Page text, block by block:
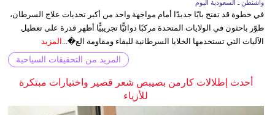
واشنطن ـ السعودية اليوم
في خطوة قد تفتح بابًا جديدًا أمام مواجهة واحد من أكبر تحديات علاج السرطان،
طوّر باحثون في الولايات المتحدة مركبًا دوائيًّا تجريبيًّا أظهر قدرة على تعطيل
الآليات التي تستخدمها الخلايا السرطانية للبقاء ومقاومة الع�... المزيد
المزيد من التحقيقات السياحية
أحدث إطلالات كارمن بصيبص شعر قصير واختيارات مبتكرة
للأزياء